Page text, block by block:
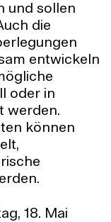
und sollen
die
entwickeln
oder in
werden.
können
18. Mai